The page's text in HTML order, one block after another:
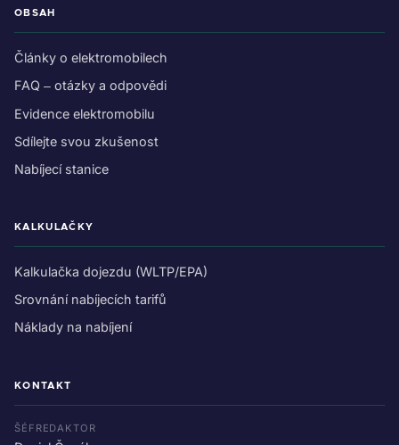
OBSAH
Články o elektromobilech
FAQ – otázky a odpovědi
Evidence elektromobilu
Sdílejte svou zkušenost
Nabíjecí stanice
KALKULAČKY
Kalkulačka dojezdu (WLTP/EPA)
Srovnání nabíjecích tarifů
Náklady na nabíjení
KONTAKT
ŠÉFREDAKTOR